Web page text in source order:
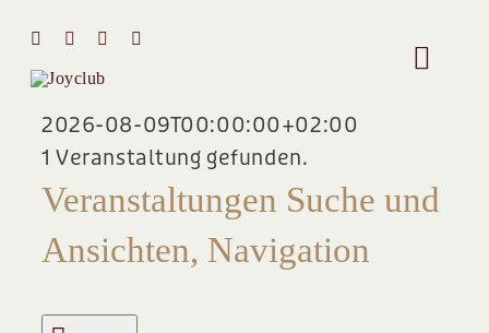
springen
Toggle
MIT MIR
2026-08-09T00:00:00+02:00
1 Veranstaltung gefunden.
VERANSTALTUNGEN
FÜR
Veranstaltungen Suche und
Ansichten, Navigation